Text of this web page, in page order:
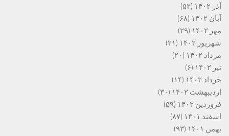
آذر ۱۴۰۲
(۵۲)
آبان ۱۴۰۲
(۶۸)
مهر ۱۴۰۲
(۲۹)
شهریور ۱۴۰۲
(۲۱)
مرداد ۱۴۰۲
(۲۰)
تیر ۱۴۰۲
(۶)
خرداد ۱۴۰۲
(۱۴)
اردیبهشت ۱۴۰۲
(۳۰)
فروردین ۱۴۰۲
(۵۹)
اسفند ۱۴۰۱
(۸۷)
بهمن ۱۴۰۱
(۹۳)